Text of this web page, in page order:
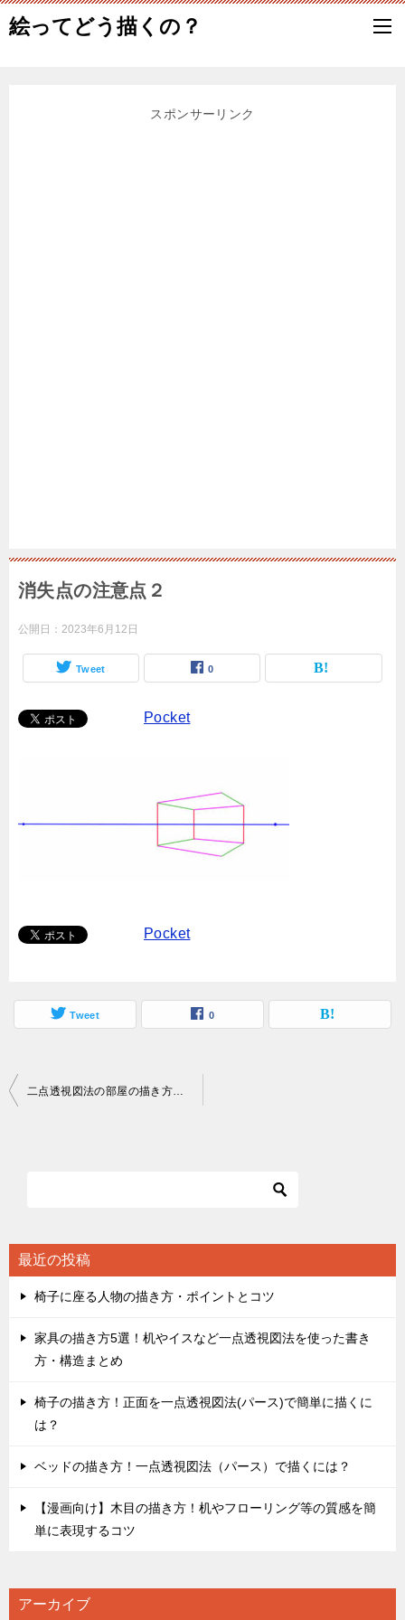
絵ってどう描くの？
スポンサーリンク
消失点の注意点２
公開日： 2023年6月12日
Tweet 0
Pocket
Pocket
Tweet 0
投
シ
ョ
二点透視図法の部屋の描き方！簡単に家具や窓を配置するには？
最近の投稿
椅子に座る人物の描き方・ポイントとコツ
家具の描き方5選！机やイスなど一点透視図法を使った書き
方・構造まとめ
椅子の描き方！正面を一点透視図法(パース)で簡単に描くに
は？
ベッドの描き方！一点透視図法（パース）で描くには？
【漫画向け】木目の描き方！机やフローリング等の質感を簡
単に表現するコツ
アーカイブ